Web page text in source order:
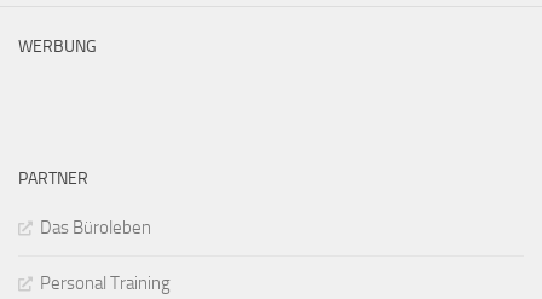
WERBUNG
PARTNER
Das Büroleben
Personal Training